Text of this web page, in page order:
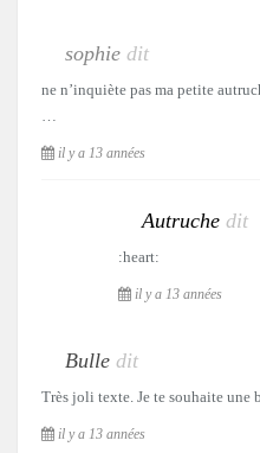
sophie dit
ne n’inquiète pas ma petite
…
il y a 13 années
Autruche dit
:heart:
il y a 13 années
Bulle dit
Très joli texte. Je te souhaite une
il y a 13 années